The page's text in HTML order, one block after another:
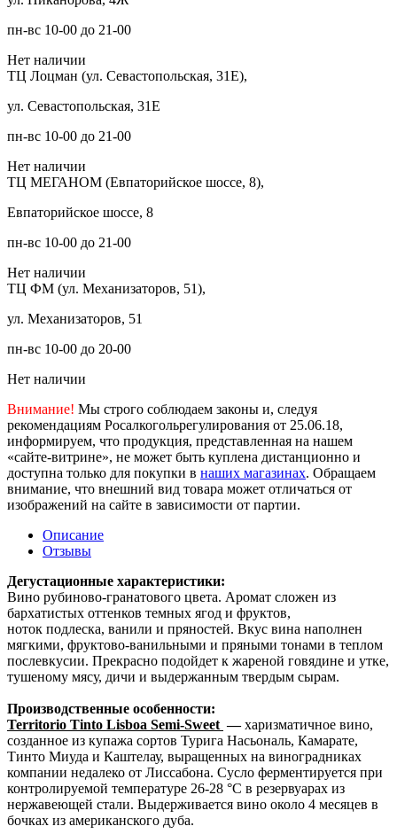
пн-вс 10-00 до 21-00
Нет наличии
ТЦ Лоцман (ул. Севастопольская, 31Е),
ул. Севастопольская, 31Е
пн-вс 10-00 до 21-00
Нет наличии
ТЦ МЕГАНОМ (Евпаторийское шоссе, 8),
Евпаторийское шоссе, 8
пн-вс 10-00 до 21-00
Нет наличии
ТЦ ФМ (ул. Механизаторов, 51),
ул. Механизаторов, 51
пн-вс 10-00 до 20-00
Нет наличии
Внимание! Мы строго соблюдаем законы и, следуя
рекомендациям Росалкогольрегулирования от 25.06.18,
информируем, что продукция, представленная на нашем
«сайте-витрине», не может быть куплена дистанционно и
доступна только для покупки в наших магазинах. Обращаем
внимание, что внешний вид товара может отличаться от
изображений на сайте в зависимости от партии.
Описание
Отзывы
Дегустационные характеристики:
Вино рубиново-гранатового цвета. Аромат сложен из
бархатистых оттенков темных ягод и фруктов,
ноток подлеска, ванили и пряностей. Вкус вина наполнен
мягкими, фруктово-ванильными и пряными тонами в теплом
послевкусии. Прекрасно подойдет к жареной говядине и утке,
тушеному мясу, дичи и выдержанным твердым сырам.
Производственные особенности:
Territorio Tinto Lisboa Semi-Sweet —харизматичное вино,
созданное из купажа сортов Турига Насьональ, Камарате,
Тинто Миуда и Каштелау, выращенных на виноградниках
компании недалеко от Лиссабона. Сусло ферментируется при
контролируемой температуре 26-28 °С в резервуарах из
нержавеющей стали. Выдерживается вино около 4 месяцев в
бочках из американского дуба.